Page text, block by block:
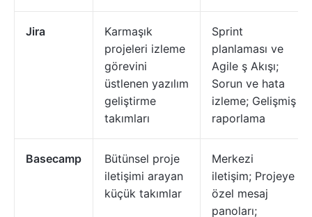
Jira
Karmaşık
projeleri izleme
görevini
üstlenen yazılım
geliştirme
takımları
Sprint
planlaması ve
Agile ş Akışı;
Sorun ve hata
izleme; Gelişmiş
raporlama
Basecamp
Bütünsel proje
iletişimi arayan
küçük takımlar
Merkezi
iletişim; Projeye
özel mesaj
panoları;